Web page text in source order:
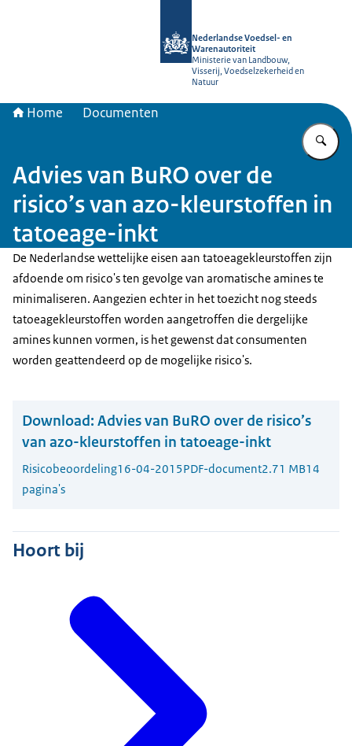
Nederlandse Voedsel- en
Warenautoriteit
Ministerie van Landbouw,
Visserij, Voedselzekerheid en
Natuur
Home Documenten
Advies van BuRO over de
risico’s van azo-kleurstoffen in
tatoeage-inkt
De Nederlandse wettelijke eisen aan tatoeagekleurstoffen zijn
afdoende om risico's ten gevolge van aromatische amines te
minimaliseren. Aangezien echter in het toezicht nog steeds
tatoeagekleurstoffen worden aangetroffen die dergelijke
amines kunnen vormen, is het gewenst dat consumenten
worden geattendeerd op de mogelijke risico's.
Download: Advies van BuRO over de risico’s
van azo-kleurstoffen in tatoeage-inkt
Risicobeoordeling16-04-2015PDF-document2.71 MB14
pagina's
Hoort bij